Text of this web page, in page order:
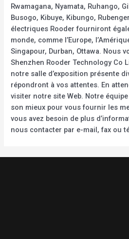
Rwamagana, Nyamata, Ruhango,
Busogo, Kibuye, Kibungo,
électriques Rooder fourniront
monde, comme l’Europe,
Singapour, Durban, Ottawa. Nous
Shenzhen Rooder Technology Co
notre salle d’exposition présente
répondront à vos attentes. En
visiter notre site Web. Notre
son mieux pour vous fournir les
vous avez besoin de plus
nous contacter par e-mail, fax ou